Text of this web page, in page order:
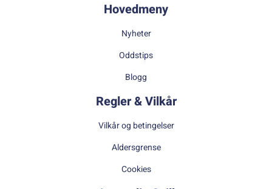
Hovedmeny
Nyheter
Oddstips
Blogg
Regler & Vilkår
Vilkår og betingelser
Aldersgrense
Cookies